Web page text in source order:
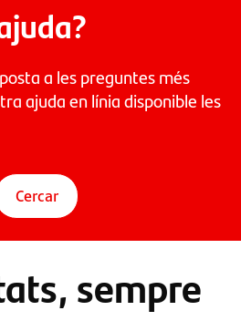
a les preguntes més
ajuda en línia disponible les
Cercar
sempre